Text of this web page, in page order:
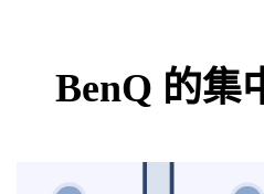
BenQ 的集